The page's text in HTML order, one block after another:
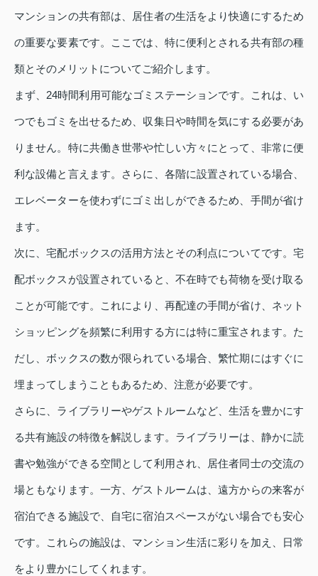
マンションの共有部は、居住者の生活をより快適にするため
の重要な要素です。ここでは、特に便利とされる共有部の種
類とそのメリットについてご紹介します。
まず、24時間利用可能なゴミステーションです。これは、い
つでもゴミを出せるため、収集日や時間を気にする必要があ
りません。特に共働き世帯や忙しい方々にとって、非常に便
利な設備と言えます。さらに、各階に設置されている場合、
エレベーターを使わずにゴミ出しができるため、手間が省け
ます。
次に、宅配ボックスの活用方法とその利点についてです。宅
配ボックスが設置されていると、不在時でも荷物を受け取る
ことが可能です。これにより、再配達の手間が省け、ネット
ショッピングを頻繁に利用する方には特に重宝されます。た
だし、ボックスの数が限られている場合、繁忙期にはすぐに
埋まってしまうこともあるため、注意が必要です。
さらに、ライブラリーやゲストルームなど、生活を豊かにす
る共有施設の特徴を解説します。ライブラリーは、静かに読
書や勉強ができる空間として利用され、居住者同士の交流の
場ともなります。一方、ゲストルームは、遠方からの来客が
宿泊できる施設で、自宅に宿泊スペースがない場合でも安心
です。これらの施設は、マンション生活に彩りを加え、日常
をより豊かにしてくれます。